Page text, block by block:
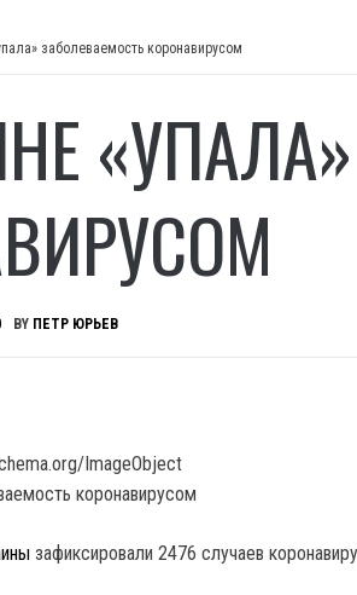
заболеваемость коронавирусом
BY ПЕТР ЮРЬЕВ
ImageObject
зафиксировали 2476 случаев